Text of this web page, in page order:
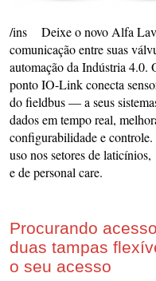
/ins Deixe o novo Alfa
comunicação entre suas
automação da Indústria 4.0.
ponto IO-Link conecta
do fieldbus — a seus
dados em tempo real,
configurabilidade e
uso nos setores de
e de personal care.
Procurando
duas tampas
o seu acesso